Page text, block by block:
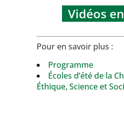
Vidéos
Pour en savoir plus :
Programme
Écoles d’été de la
Éthique, Science et